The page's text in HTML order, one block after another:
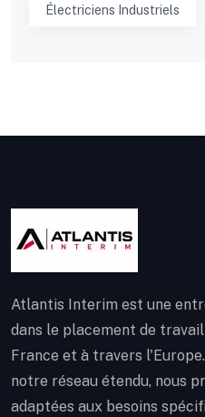
Électriciens Industriels
Atlantis Interim est une
dans le placement de
France et à travers
notre réseau étendu, nous
adaptées aux besoins